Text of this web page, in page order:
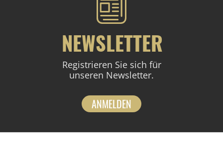
NEWSLETTER
Registrieren Sie sich für
unseren Newsletter.
ANMELDEN